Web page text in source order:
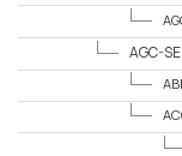
AGC-